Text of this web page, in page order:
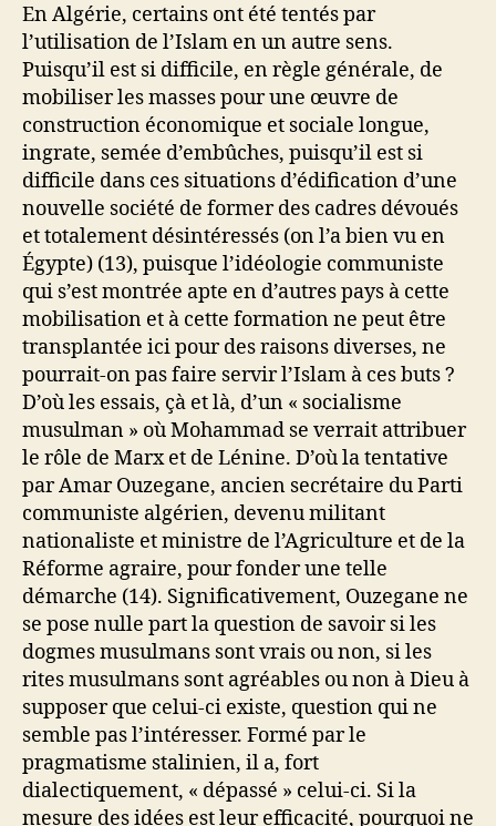
En Algérie, certains ont été tentés par
l’utilisation de l’Islam en un autre sens.
Puisqu’il est si difficile, en règle générale, de
mobiliser les masses pour une œuvre de
construction économique et sociale longue,
ingrate, semée d’embûches, puisqu’il est si
difficile dans ces situations d’édification d’une
nouvelle société de former des cadres dévoués
et totalement désintéressés (on l’a bien vu en
Égypte) (13), puisque l’idéologie communiste
qui s’est montrée apte en d’autres pays à cette
mobilisation et à cette formation ne peut être
transplantée ici pour des raisons diverses, ne
pourrait-on pas faire servir l’Islam à ces buts ?
D’où les essais, çà et là, d’un « socialisme
musulman » où Mohammad se verrait attribuer
le rôle de Marx et de Lénine. D’où la tentative
par Amar Ouzegane, ancien secrétaire du Parti
communiste algérien, devenu militant
nationaliste et ministre de l’Agriculture et de la
Réforme agraire, pour fonder une telle
démarche (14). Significativement, Ouzegane ne
se pose nulle part la question de savoir si les
dogmes musulmans sont vrais ou non, si les
rites musulmans sont agréables ou non à Dieu à
supposer que celui-ci existe, question qui ne
semble pas l’intéresser. Formé par le
pragmatisme stalinien, il a, fort
dialectiquement, « dépassé » celui-ci. Si la
mesure des idées est leur efficacité, pourquoi ne